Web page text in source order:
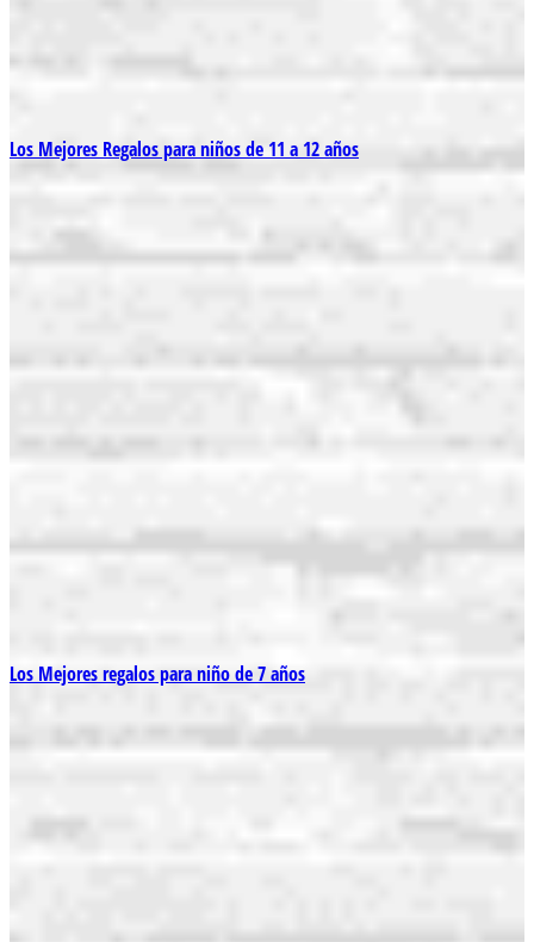
Los Mejores Regalos para niños de 11 a 12 años
Los Mejores regalos para niño de 7 años